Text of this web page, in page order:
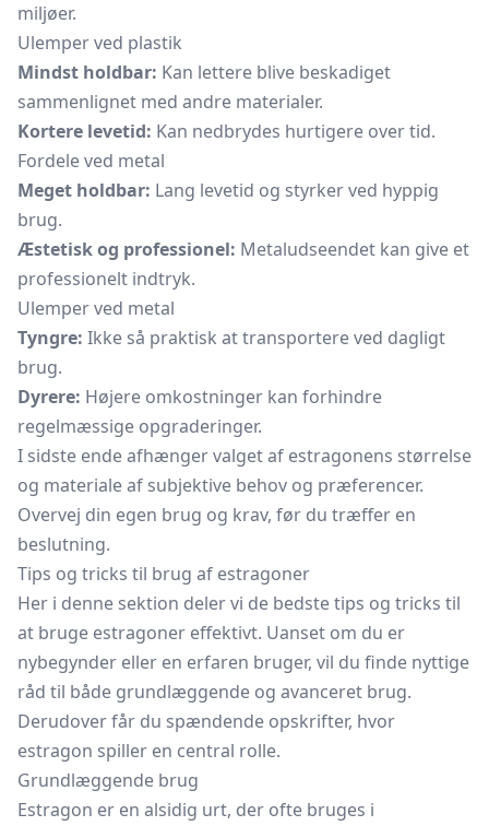
miljøer.
Ulemper ved plastik
Mindst holdbar: Kan lettere blive beskadiget
sammenlignet med andre materialer.
Kortere levetid: Kan nedbrydes hurtigere over tid.
Fordele ved metal
Meget holdbar: Lang levetid og styrker ved hyppig
brug.
Æstetisk og professionel: Metaludseendet kan give et
professionelt indtryk.
Ulemper ved metal
Tyngre: Ikke så praktisk at transportere ved dagligt
brug.
Dyrere: Højere omkostninger kan forhindre
regelmæssige opgraderinger.
I sidste ende afhænger valget af estragonens størrelse
og materiale af subjektive behov og præferencer.
Overvej din egen brug og krav, før du træffer en
beslutning.
Tips og tricks til brug af estragoner
Her i denne sektion deler vi de bedste tips og tricks til
at bruge estragoner effektivt. Uanset om du er
nybegynder eller en erfaren bruger, vil du finde nyttige
råd til både grundlæggende og avanceret brug.
Derudover får du spændende opskrifter, hvor
estragon spiller en central rolle.
Grundlæggende brug
Estragon er en alsidig urt, der ofte bruges i